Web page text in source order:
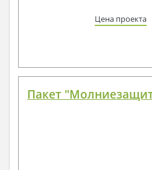
Цена проекта
Пакет